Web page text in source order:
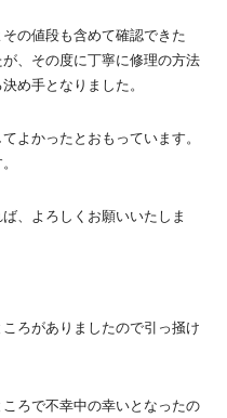
の値段も含めて確認できた
、その度に丁寧に修理の方法
め手となりました。
よかったとおもっています。
、よろしくお願いいたしま
ろがありましたので引っ掻け
ろで不幸中の幸いとなったの